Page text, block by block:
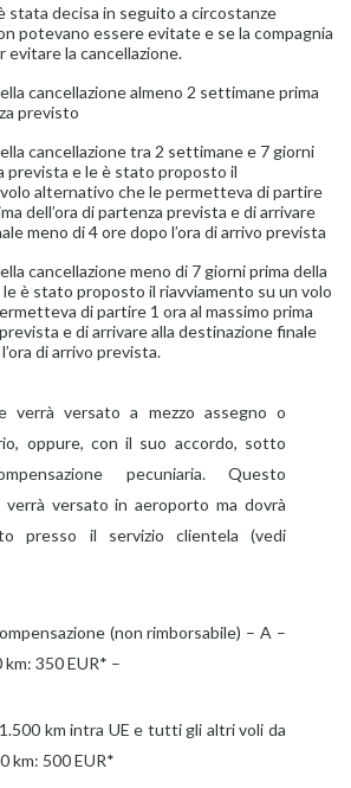
stata decisa in seguito a circostanze
potevano essere evitate e se la compagnia
la cancellazione.
cancellazione almeno 2 settimane prima
previsto
cancellazione tra 2 settimane e 7 giorni
prevista e le è stato proposto il
alternativo che le permetteva di partire
dell’ora di partenza prevista e di arrivare
meno di 4 ore dopo l’ora di arrivo prevista
cancellazione meno di 7 giorni prima della
è stato proposto il riavviamento su un volo
di partire 1 ora al massimo prima
e di arrivare alla destinazione finale
di arrivo prevista.
verrà versato a mezzo assegno o
oppure, con il suo accordo, sotto
pecuniaria. Questo
verrà versato in aeroporto ma dovrà
presso il servizio clientela (vedi
(non rimborsabile) – A –
350 EUR* –
km intra UE e tutti gli altri voli da
km: 500 EUR*